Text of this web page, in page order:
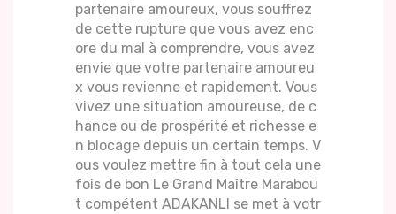
partenaire amoureux, vous souffrez
de cette rupture que vous avez enc
ore du mal à comprendre, vous avez
envie que votre partenaire amoureu
x vous revienne et rapidement. Vous
vivez une situation amoureuse, de c
hance ou de prospérité et richesse e
n blocage depuis un certain temps. V
ous voulez mettre fin à tout cela une
fois de bon Le Grand Maître Marabou
t compétent ADAKANLI se met à votr